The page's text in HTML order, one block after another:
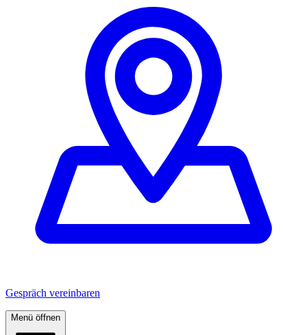
Gespräch vereinbaren
Menü öffnen